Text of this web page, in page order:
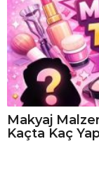
Makyaj
Kaçta Kaç